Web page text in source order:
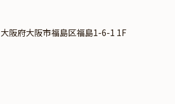
大阪府大阪市福島区福島1-6-1 1F